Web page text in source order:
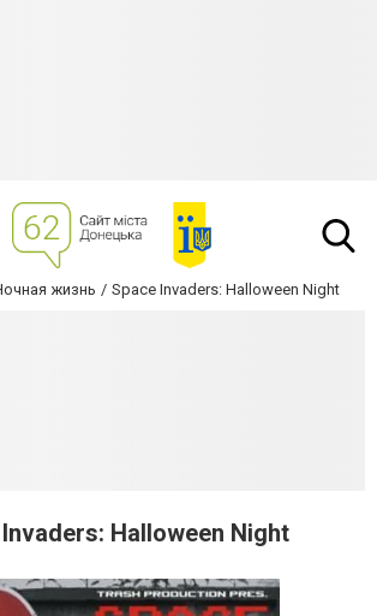
жизнь Space Invaders: Halloween Night
Halloween Night